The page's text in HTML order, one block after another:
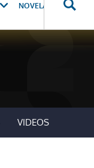
NOVELAS
VIDEOS